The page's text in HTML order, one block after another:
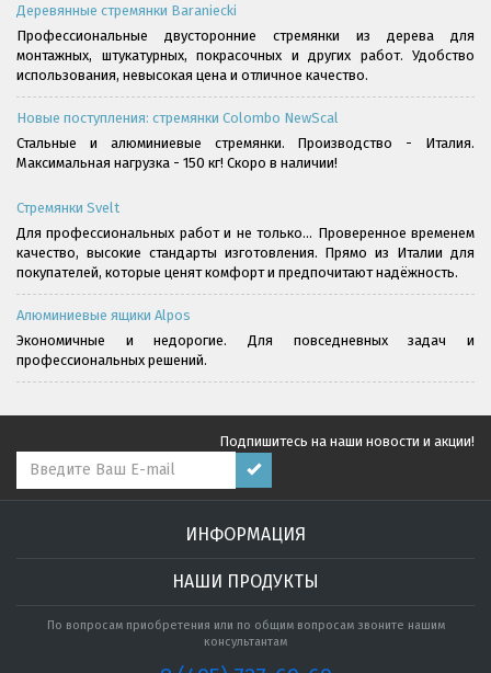
Деревянные стремянки Baraniecki
Профессиональные двусторонние стремянки из дерева для
монтажных, штукатурных, покрасочных и других работ. Удобство
использования, невысокая цена и отличное качество.
Новые поступления: стремянки Colombo NewScal
Стальные и алюминиевые стремянки. Производство - Италия.
Максимальная нагрузка - 150 кг! Скоро в наличии!
Стремянки Svelt
Для профессиональных работ и не только... Проверенное временем
качество, высокие стандарты изготовления. Прямо из Италии для
покупателей, которые ценят комфорт и предпочитают надёжность.
Алюминиевые ящики Alpos
Экономичные и недорогие. Для повседневных задач и
профессиональных решений.
Подпишитесь на наши новости и акции!
ИНФОРМАЦИЯ
НАШИ ПРОДУКТЫ
По вопросам приобретения или по общим вопросам звоните нашим
консультантам